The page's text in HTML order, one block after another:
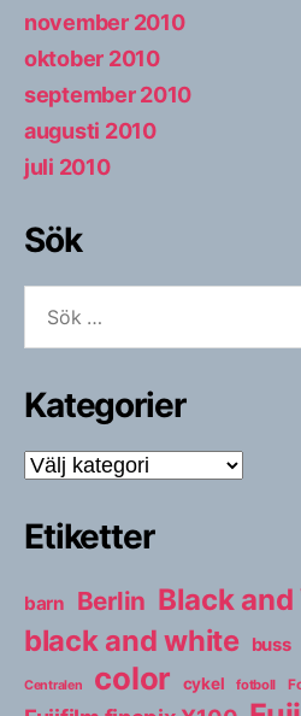
november 2010
oktober 2010
september 2010
augusti 2010
juli 2010
Sök
efter:
Kategorier
Kategorier
Etiketter
barn Berlin Black
black and white
buss
Centralen color cykel fotboll